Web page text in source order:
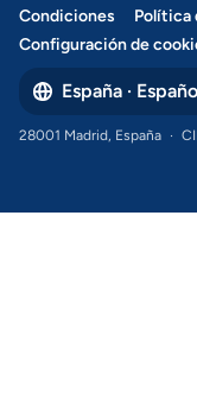
Condiciones
Política
Configuración de
España ·
28001 Madrid, España ·